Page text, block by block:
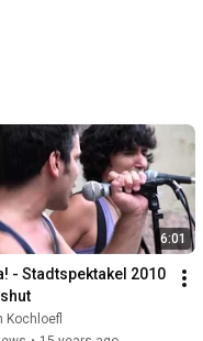
6:01
- Stadtspektakel 2010
Kochloefl